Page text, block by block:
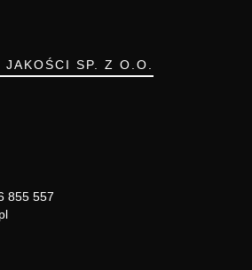
SP. Z O.O.
855 557